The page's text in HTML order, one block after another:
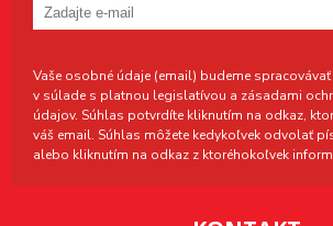
Vaše osobné údaje (email) budeme
v súlade s platnou legislatívou a zásadami
údajov. Súhlas potvrdíte kliknutím na odkaz,
váš email. Súhlas môžete kedykoľvek odvolať
alebo kliknutím na odkaz z ktoréhokoľvek